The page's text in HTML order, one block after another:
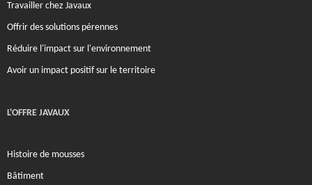
Travailler chez Javaux
Offrir des solutions pérennes
Réduire l'impact sur l'environnement
Avoir un impact positif sur le territoire
L'OFFRE JAVAUX
Histoire de mousses
Bâtiment